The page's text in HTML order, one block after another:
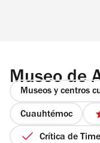
Museo de
Museos y centros
Cuauhtémoc
Crítica de